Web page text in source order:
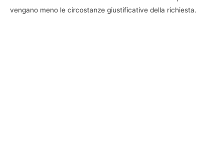
vengano meno le circostanze giustificative della richiesta.